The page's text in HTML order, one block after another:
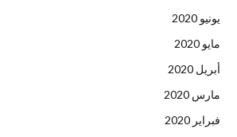
يونيو 2020
مايو 2020
أبريل 2020
مارس 2020
فبراير 2020